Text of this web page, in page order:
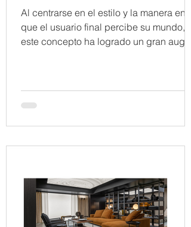
Al centrarse en el estilo y la manera en
que el usuario final percibe su mundo,
este concepto ha logrado un gran auge